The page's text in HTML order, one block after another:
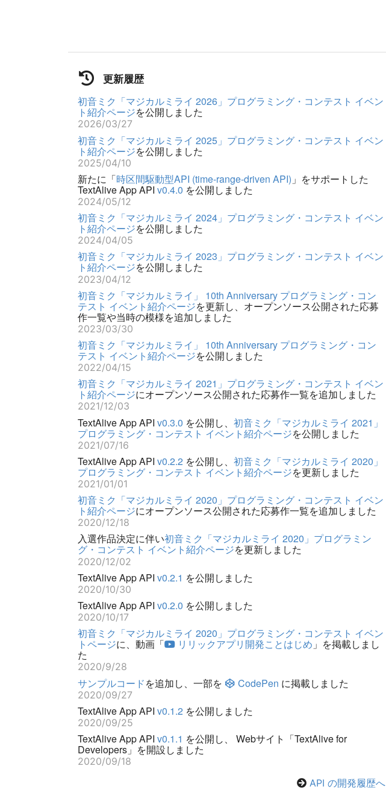
更新履歴
初音ミク「マジカルミライ 2026」プログラミング・コンテスト イベン
ト紹介ページを公開しました
2026/03/27
初音ミク「マジカルミライ 2025」プログラミング・コンテスト イベン
ト紹介ページを公開しました
2025/04/10
新たに「時区間駆動型API (time-range-driven API) 」をサポートした
TextAlive App API v0.4.0 を公開しました
2024/05/12
初音ミク「マジカルミライ 2024」プログラミング・コンテスト イベン
ト紹介ページを公開しました
2024/04/05
初音ミク「マジカルミライ 2023」プログラミング・コンテスト イベン
ト紹介ページを公開しました
2023/04/12
初音ミク「マジカルミライ」 10th Anniversary プログラミング・コン
テスト イベント紹介ページを更新し、オープンソース公開された応募
作一覧や当時の模様を追加しました
2023/03/30
初音ミク「マジカルミライ」 10th Anniversary プログラミング・コン
テスト イベント紹介ページを公開しました
2022/04/15
初音ミク「マジカルミライ 2021」プログラミング・コンテスト イベン
ト紹介ページにオープンソース公開された応募作一覧を追加しました
2021/12/03
TextAlive App API v0.3.0 を公開し、 初音ミク「マジカルミライ 2021」
プログラミング・コンテスト イベント紹介ページを公開しました
2021/07/16
TextAlive App API v0.2.2 を公開し、 初音ミク「マジカルミライ 2020」
プログラミング・コンテスト イベント紹介ページを更新しました
2021/01/01
初音ミク「マジカルミライ 2020」プログラミング・コンテスト イベン
ト紹介ページにオープンソース公開された応募作一覧を追加しました
2020/12/18
入選作品決定に伴い初音ミク「マジカルミライ 2020」プログラミン
グ・コンテスト イベント紹介ページを更新しました
2020/12/02
TextAlive App API v0.2.1 を公開しました
2020/10/30
TextAlive App API v0.2.0 を公開しました
2020/10/17
初音ミク「マジカルミライ 2020」プログラミング・コンテスト イベン
トページに、動画「 リリックアプリ開発ことはじめ 」を掲載しまし
た
2020/9/28
サンプルコードを追加し、一部を CodePen に掲載しました
2020/09/27
TextAlive App API v0.1.2 を公開しました
2020/09/25
TextAlive App API v0.1.1 を公開し、 Webサイト「TextAlive for
Developers」を開設しました
2020/09/18
API の開発履歴へ